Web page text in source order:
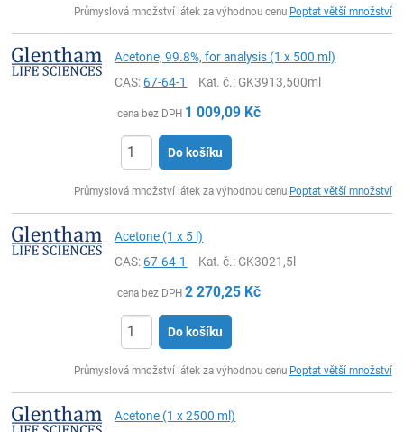
Průmyslová množství látek za výhodnou cenu Poptat větší množství
Acetone, 99.8%, for analysis (1 x 500 ml)
CAS:67-64-1 Kat. č.: GK3913,500ml
cena bez DPH 1 009,09 Kč
Do košíku
Průmyslová množství látek za výhodnou cenu Poptat větší množství
Acetone (1 x 5 l)
CAS:67-64-1 Kat. č.: GK3021,5l
cena bez DPH 2 270,25 Kč
Do košíku
Průmyslová množství látek za výhodnou cenu Poptat větší množství
Acetone (1 x 2500 ml)